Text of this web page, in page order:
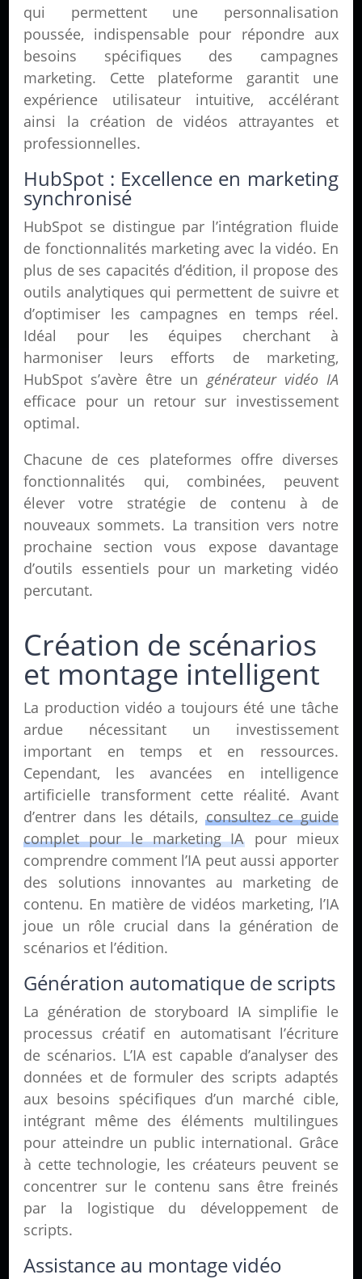
qui permettent une personnalisation
poussée, indispensable pour répondre aux
besoins spécifiques des campagnes
marketing. Cette plateforme garantit une
expérience utilisateur intuitive, accélérant
ainsi la création de vidéos attrayantes et
professionnelles.
HubSpot : Excellence en marketing
synchronisé
HubSpot se distingue par l’intégration fluide
de fonctionnalités marketing avec la vidéo. En
plus de ses capacités d’édition, il propose des
outils analytiques qui permettent de suivre et
d’optimiser les campagnes en temps réel.
Idéal pour les équipes cherchant à
harmoniser leurs efforts de marketing,
HubSpot s’avère être ungénérateur vidéo IA
efficace pour un retour sur investissement
optimal.
Chacune de ces plateformes offre diverses
fonctionnalités qui, combinées, peuvent
élever votre stratégie de contenu à de
nouveaux sommets. La transition vers notre
prochaine section vous expose davantage
d’outils essentiels pour un marketing vidéo
percutant.
Création de scénarios
et montage intelligent
La production vidéo a toujours été une tâche
ardue nécessitant un investissement
important en temps et en ressources.
Cependant, les avancées en intelligence
artificielle transforment cette réalité. Avant
d’entrer dans les détails, consultez ce guide
complet pour le marketing IA pour mieux
comprendre comment l’IA peut aussi apporter
des solutions innovantes au marketing de
contenu. En matière de vidéos marketing, l’IA
joue un rôle crucial dans la génération de
scénarios et l’édition.
Génération automatique de scripts
La génération de storyboard IA simplifie le
processus créatif en automatisant l’écriture
de scénarios. L’IA est capable d’analyser des
données et de formuler des scripts adaptés
aux besoins spécifiques d’un marché cible,
intégrant même des éléments multilingues
pour atteindre un public international. Grâce
à cette technologie, les créateurs peuvent se
concentrer sur le contenu sans être freinés
par la logistique du développement de
scripts.
Assistance au montage vidéo